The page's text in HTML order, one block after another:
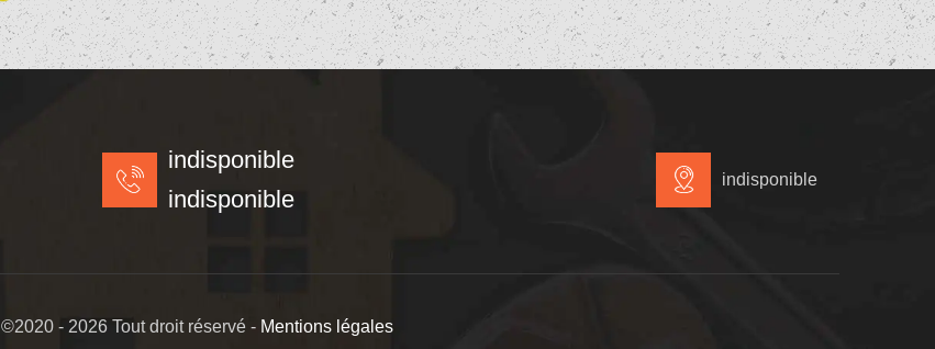
indisponible
indisponible
indisponible
©2020 - 2026 Tout droit réservé - Mentions légales